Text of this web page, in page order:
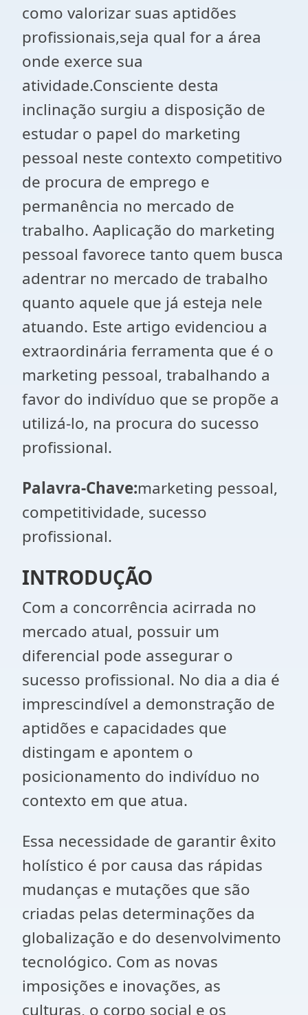
como valorizar suas aptidões
profissionais,seja qual for a área
onde exerce sua
atividade.Consciente desta
inclinação surgiu a disposição de
estudar o papel do marketing
pessoal neste contexto competitivo
de procura de emprego e
permanência no mercado de
trabalho. Aaplicação do marketing
pessoal favorece tanto quem busca
adentrar no mercado de trabalho
quanto aquele que já esteja nele
atuando. Este artigo evidenciou a
extraordinária ferramenta que é o
marketing pessoal, trabalhando a
favor do indivíduo que se propõe a
utilizá-lo, na procura do sucesso
profissional.
Palavra-Chave:marketing pessoal,
competitividade, sucesso
profissional.
INTRODUÇÃO
Com a concorrência acirrada no
mercado atual, possuir um
diferencial pode assegurar o
sucesso profissional. No dia a dia é
imprescindível a demonstração de
aptidões e capacidades que
distingam e apontem o
posicionamento do indivíduo no
contexto em que atua.
Essa necessidade de garantir êxito
holístico é por causa das rápidas
mudanças e mutações que são
criadas pelas determinações da
globalização e do desenvolvimento
tecnológico. Com as novas
imposições e inovações, as
culturas, o corpo social e os